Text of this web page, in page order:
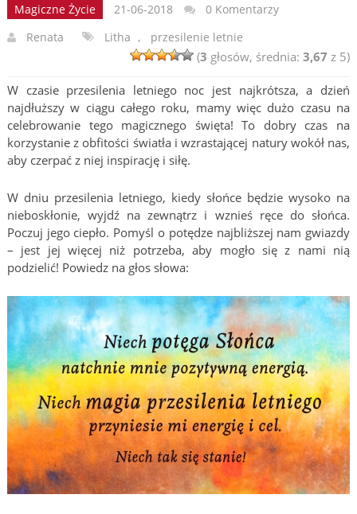
Magiczne Życie 21-06-2018
0 Komentarzy
Renata
Litha , przesilenie letnie
(3 głosów, średnia:3,67 z 5)
W czasie przesilenia letniego noc jest najkrótsza, a dzień
najdłuższy w ciągu całego roku, mamy więc dużo czasu na
celebrowanie tego magicznego święta! To dobry czas na
korzystanie z obfitości światła i wzrastającej natury wokół nas,
aby czerpać z niej inspirację i siłę.
W dniu przesilenia letniego, kiedy słońce będzie wysoko na
nieboskłonie, wyjdź na zewnątrz i wznieś ręce do słońca.
Poczuj jego ciepło. Pomyśl o potędze najbliższej nam gwiazdy
– jest jej więcej niż potrzeba, aby mogło się z nami nią
podzielić! Powiedz na głos słowa: